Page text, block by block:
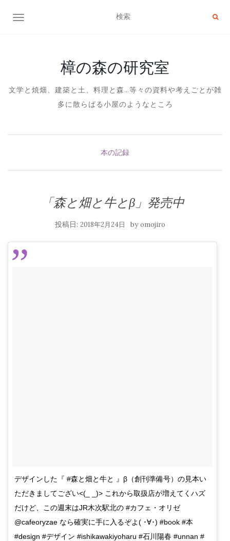
ナビゲーション切り替え
樟の森の研究室
文学と焼畑、建築と土、料理と森…等々の資料や考えごとが雑
多に散らばる小屋のようなところ
本の記録
「森と畑と牛とβ」発売中
投稿日: 2018年2月24日 byomojiro
デザインした『 #森と畑と牛と 』β（創刊準備号）の見本い
ただきましてござい<(_ _)> これから取扱店が増えてくハズ
だけど、この週末はJR木次駅北の #カフェ・オリゼ
@cafeoryzae なら確実に手に入るぞよ( ･∀･) #book #本
#design #デザイン #ishikawakiyoharu #石川陽春 #unnan #